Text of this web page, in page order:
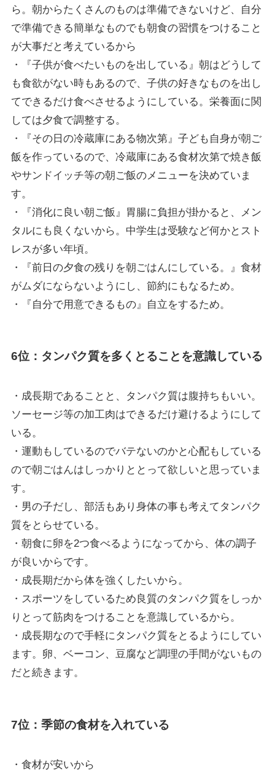
ら。朝からたくさんのものは準備できないけど、自分
で準備できる簡単なものでも朝食の習慣をつけること
が大事だと考えているから
・『子供が食べたいものを出している』朝はどうして
も食欲がない時もあるので、子供の好きなものを出し
てできるだけ食べさせるようにしている。栄養面に関
しては夕食で調整する。
・『その日の冷蔵庫にある物次第』子ども自身が朝ご
飯を作っているので、冷蔵庫にある食材次第で焼き飯
やサンドイッチ等の朝ご飯のメニューを決めていま
す。
・『消化に良い朝ご飯』胃腸に負担が掛かると、メン
タルにも良くないから。中学生は受験など何かとスト
レスが多い年頃。
・『前日の夕食の残りを朝ごはんにしている。』食材
がムダにならないようにし、節約にもなるため。
・『自分で用意できるもの』自立をするため。
6位：タンパク質を多くとることを意識している
・成長期であることと、タンパク質は腹持ちもいい。
ソーセージ等の加工肉はできるだけ避けるようにして
いる。
・運動もしているのでバテないのかと心配もしている
ので朝ごはんはしっかりととって欲しいと思っていま
す。
・男の子だし、部活もあり身体の事も考えてタンパク
質をとらせている。
・朝食に卵を2つ食べるようになってから、体の調子
が良いからです。
・成長期だから体を強くしたいから。
・スポーツをしているため良質のタンパク質をしっか
りとって筋肉をつけることを意識しているから。
・成長期なので手軽にタンパク質をとるようにしてい
ます。卵、ベーコン、豆腐など調理の手間がないもの
だと続きます。
7位：季節の食材を入れている
・食材が安いから